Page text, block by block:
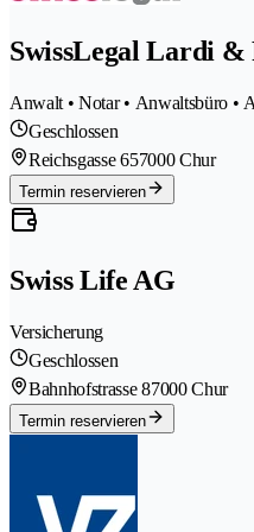
SwissLegal Lardi
Anwalt • Notar • Anwaltsbüro •
Geschlossen
Reichsgasse 657000 Chur
Termin reservieren
Swiss Life AG
Versicherung
Geschlossen
Bahnhofstrasse 87000 Chur
Termin reservieren